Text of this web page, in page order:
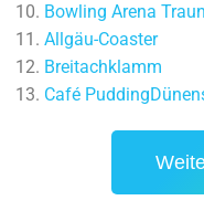
Bowling Arena
Allgäu-Coaster
Breitachklamm
Café Pudding